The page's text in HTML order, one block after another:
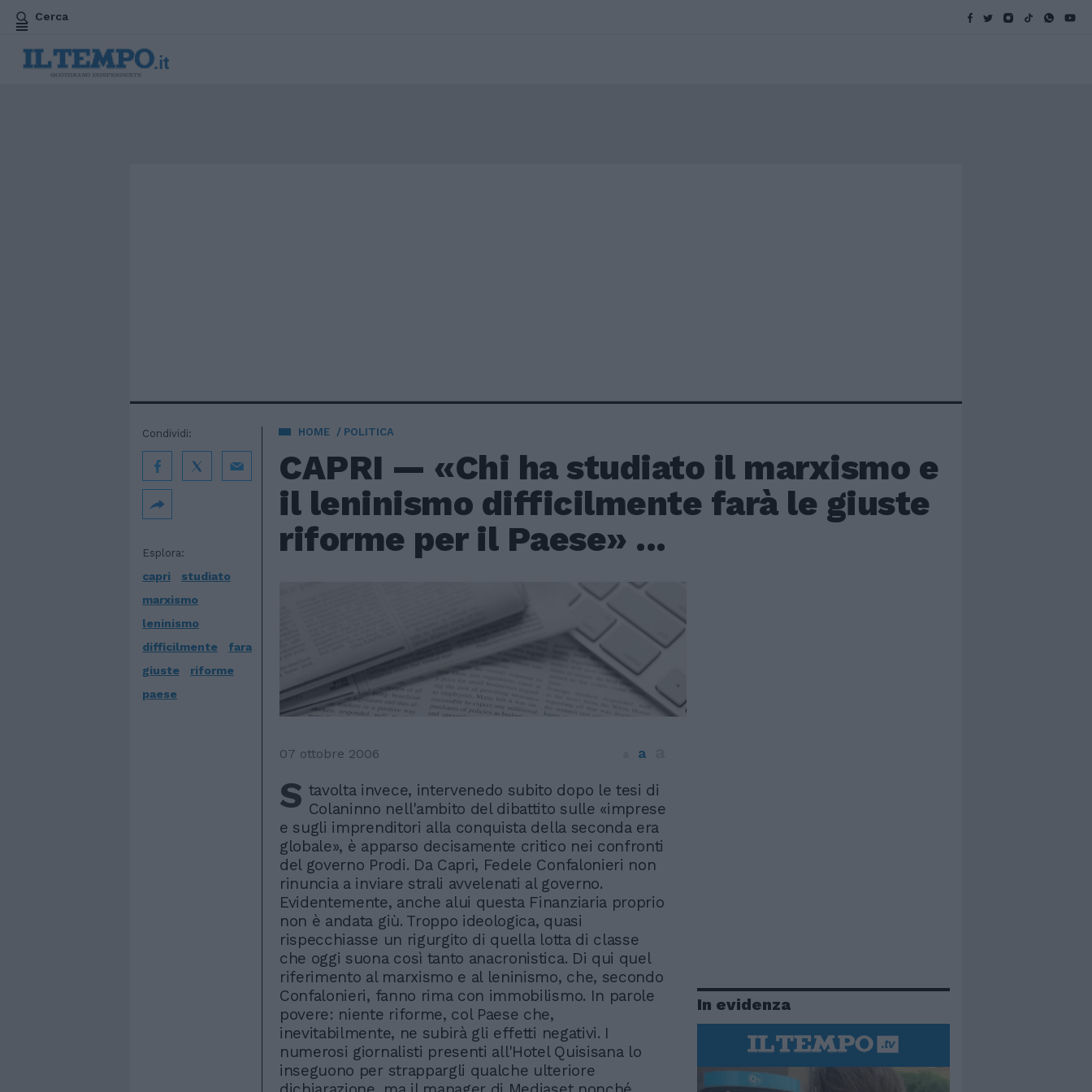
Cerca
HOME POLITICA
CAPRI — «Chi ha studiato il marxismo e
il leninismo difficilmente farà le giuste
riforme per il Paese» ...
Esplora:
capri
studiato
marxismo
leninismo
difficilmente
fara
giuste
riforme
paese
Condividi:
07 ottobre 2006 a
S tavolta invece, intervenedo subito dopo le tesi di
Colaninno nell'ambito del dibattito sulle «imprese
e sugli imprenditori alla conquista della seconda era
globale», è apparso decisamente critico nei confronti
del governo Prodi. Da Capri, Fedele Confalonieri non
rinuncia a inviare strali avvelenati al governo.
Evidentemente, anche alui questa Finanziaria proprio
non è andata giù. Troppo ideologica, quasi
rispecchiasse un rigurgito di quella lotta di classe
che oggi suona così tanto anacronistica. Di qui quel
riferimento al marxismo e al leninismo, che, secondo
Confalonieri, fanno rima con immobilismo. In parole
povere: niente riforme, col Paese che,
inevitabilmente, ne subirà gli effetti negativi. I
numerosi giornalisti presenti all'Hotel Quisisana lo
inseguono per strappargli qualche ulteriore
In evidenza